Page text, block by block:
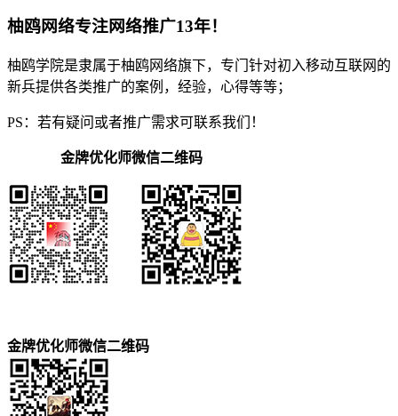
柚鸥网络专注网络推广13年！
柚鸥学院是隶属于柚鸥网络旗下，专门针对初入移动互联网的
新兵提供各类推广的案例，经验，心得等等；
PS：若有疑问或者推广需求可联系我们！
金牌优化师微信二维码
金牌优化师微信二维码